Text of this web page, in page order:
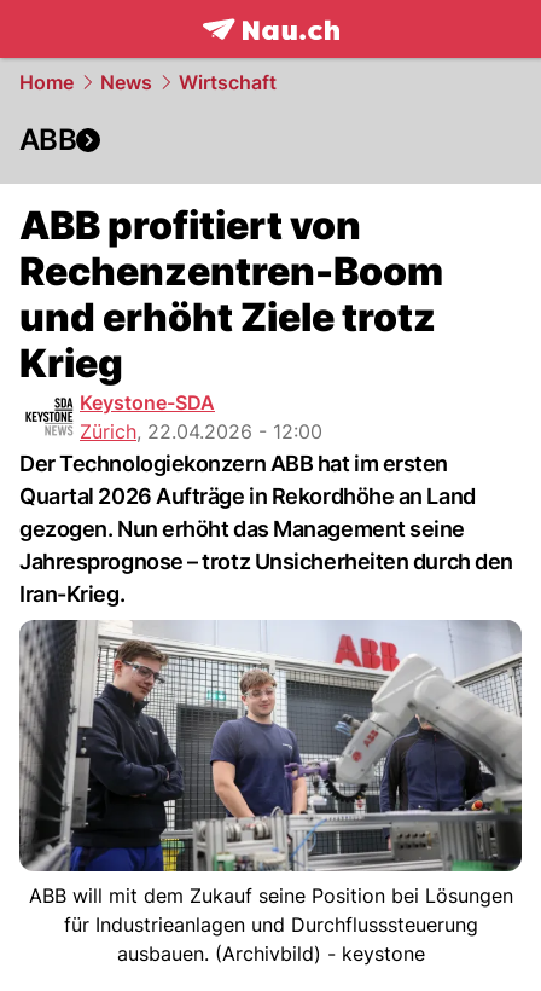
frontpage.NAU.ch
Home News Wirtschaft
ABB
ABB profitiert von
Rechenzentren-Boom
und erhöht Ziele trotz
Krieg
Keystone-SDA
Zürich, 22.04.2026 - 12:00
Der Technologiekonzern ABB hat im ersten
Quartal 2026 Aufträge in Rekordhöhe an Land
gezogen. Nun erhöht das Management seine
Jahresprognose – trotz Unsicherheiten durch den
Iran-Krieg.
ABB will mit dem Zukauf seine Position bei Lösungen
für Industrieanlagen und Durchflusssteuerung
ausbauen. (Archivbild) - keystone